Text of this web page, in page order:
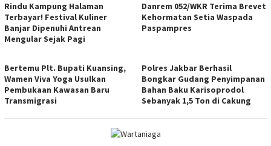
Rindu Kampung Halaman
Terbayar! Festival Kuliner
Banjar Dipenuhi Antrean
Mengular Sejak Pagi
Danrem 052/WKR Terima Brevet
Kehormatan Setia Waspada
Paspampres
Bertemu Plt. Bupati Kuansing,
Wamen Viva Yoga Usulkan
Pembukaan Kawasan Baru
Transmigrasi
Polres Jakbar Berhasil
Bongkar Gudang Penyimpanan
Bahan Baku Karisoprodol
Sebanyak 1,5 Ton di Cakung